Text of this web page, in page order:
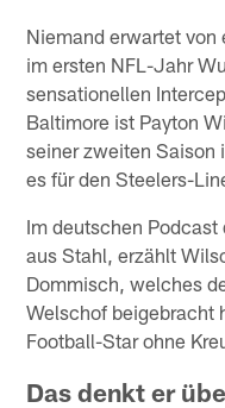
Niemand erwartet von
im ersten NFL-Jahr
sensationellen
Baltimore ist Payton
seiner zweiten Saison
es für den Steelers-
Im deutschen
aus Stahl, erzählt
Dommisch, welches
Welschof beigebracht
Football-Star ohne
Das denkt er